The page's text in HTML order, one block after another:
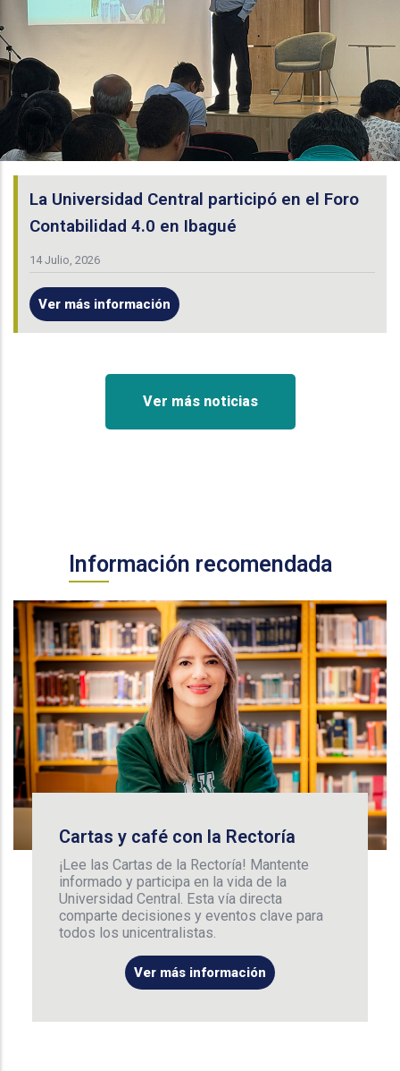
La Universidad Central participó en el Foro
Contabilidad 4.0 en Ibagué
14 Julio, 2026
Ver más información
Ver más noticias
Información recomendada
Cartas y café con la Rectoría
¡Lee las Cartas de la Rectoría! Mantente
informado y participa en la vida de la
Universidad Central. Esta vía directa
comparte decisiones y eventos clave para
todos los unicentralistas.
Ver más información